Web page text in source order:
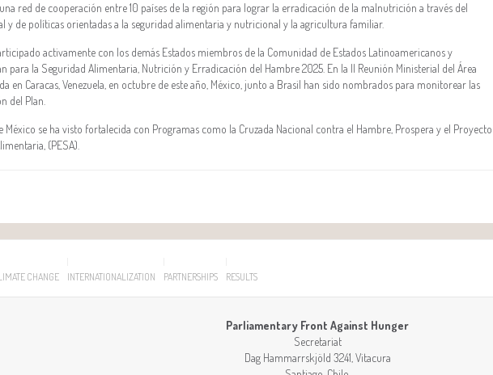
red de cooperación entre 10 países de la región para lograr la erradicación de la malnutrición a través del
y de políticas orientadas a la seguridad alimentaria y nutricional y la agricultura familiar.
activamente con los demás Estados miembros de la Comunidad de Estados Latinoamericanos y
para la Seguridad Alimentaria, Nutrición y Erradicación del Hambre 2025. En la II Reunión Ministerial del Área
en Caracas, Venezuela, en octubre de este año, México, junto a Brasil han sido nombrados para monitorear las
del Plan.
México se ha visto fortalecida con Programas como la Cruzada Nacional contra el Hambre, Prospera y el Proyecto
(PESA).
CHANGE INTERNATIONALIZATION PARTNERSHIPS RESULTS
Parliamentary Front Against Hunger
Secretariat
Dag Hammarrskjöld 3241, Vitacura